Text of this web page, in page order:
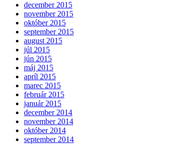
december 2015
november 2015
október 2015
september 2015
august 2015
júl 2015
jún 2015
máj 2015
apríl 2015
marec 2015
február 2015
január 2015
december 2014
november 2014
október 2014
september 2014